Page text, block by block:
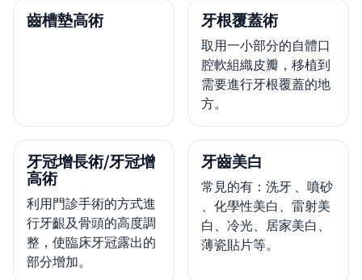
齒槽墊高術 牙根覆蓋術
取用一小部分的自體口
腔軟組織皮瓣，移植到
需要進行牙根覆蓋的地
方。
牙冠增長術/牙冠增
高術
利用門診手術的方式進
行牙齦及骨頭的高度調
整，使臨床牙冠露出的
部分增加。
牙齒美白
常見的有：洗牙 、噴砂
、化學性美白、雷射美
白、冷光、居家美白、
薄瓷貼片等。